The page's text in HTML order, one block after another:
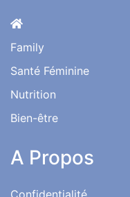
Family
Santé Féminine
Nutrition
Bien-être
A Propos